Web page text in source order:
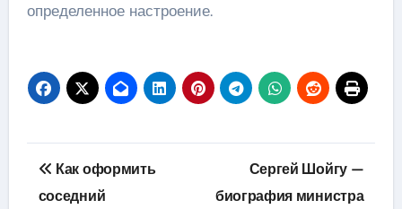
определенное настроение.
Навигация
по
Как оформить
соседний
Сергей Шойгу —
биография министра